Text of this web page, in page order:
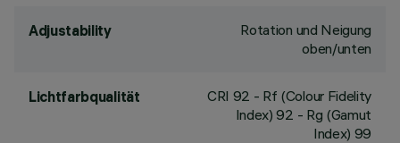
Adjustability
Rotation und Neigung
oben/unten
Lichtfarbqualität CRI 92 - Rf (Colour Fidelity
Index) 92 - Rg (Gamut
Index) 99